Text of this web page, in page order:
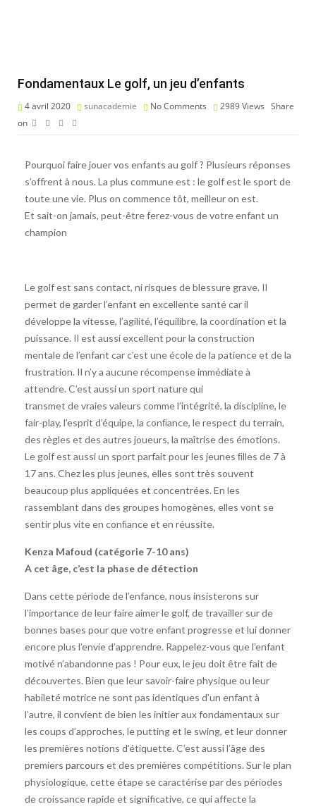
Fondamentaux Le golf, un jeu d’enfants
4 avril 2020 sunacademie No Comments 2989Views Share
on
Pourquoi faire jouer vos enfants au golf ? Plusieurs réponses
s’offrent à nous. La plus commune est : le golf est le sport de
toute une vie. Plus on commence tôt, meilleur on est.
Et sait-on jamais, peut-être ferez-vous de votre enfant un
champion
Le golf est sans contact, ni risques de blessure grave. Il
permet de garder l’enfant en excellente santé car il
développe la vitesse, l’agilité, l’équilibre, la coordination et la
puissance. Il est aussi excellent pour la construction
mentale de l’enfant car c’est une école de la patience et de la
frustration. Il n’y a aucune récompense immédiate à
attendre. C’est aussi un sport nature qui
transmet de vraies valeurs comme l’intégrité, la discipline, le
fair-play, l’esprit d’équipe, la conﬁance, le respect du terrain,
des règles et des autres joueurs, la maîtrise des émotions.
Le golf est aussi un sport parfait pour les jeunes ﬁlles de 7 à
17 ans. Chez les plus jeunes, elles sont très souvent
beaucoup plus appliquées et concentrées. En les
rassemblant dans des groupes homogènes, elles vont se
sentir plus vite en conﬁance et en réussite.
Kenza Mafoud (catégorie 7-10 ans)
A cet âge, c’est la phase de détection
Dans cette période de l’enfance, nous insisterons sur
l’importance de leur faire aimer le golf, de travailler sur de
bonnes bases pour que votre enfant progresse et lui donner
encore plus l’envie d’apprendre. Rappelez-vous que l’enfant
motivé n’abandonne pas ! Pour eux, le jeu doit être fait de
découvertes. Bien que leur savoir-faire physique ou leur
habileté motrice ne sont pas identiques d’un enfant à
l’autre, il convient de bien les initier aux fondamentaux sur
les coups d’approches, le putting et le swing, et leur donner
les premières notions d’étiquette. C’est aussi l’âge des
premiers parcours et des premières compétitions. Sur le plan
physiologique, cette étape se caractérise par des périodes
de croissance rapide et significative, ce qui affecte la